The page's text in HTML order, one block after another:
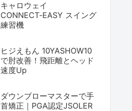
キャロウェイ
CONNECT‑EASY スイング
練習機
ヒジえもん 10YASHOW10
で肘改善！飛距離とヘッド
速度Up
ダウンブローマスターで手
首矯正｜PGA認定JSOLER